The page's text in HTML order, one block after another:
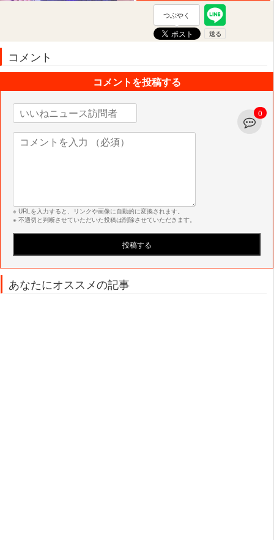
つぶやく
コメント
0
コメントを投稿する
※ URLを入力すると、リンクや画像に自動的に変換されます。
※ 不適切と判断させていただいた投稿は削除させていただきます。
あなたにオススメの記事